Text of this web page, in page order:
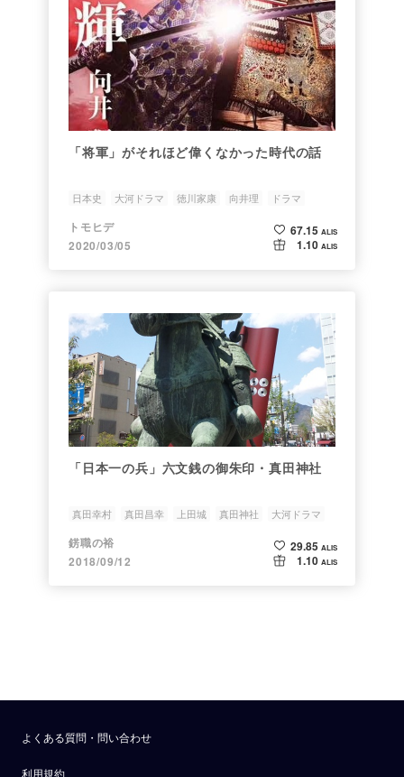
「将軍」がそれほど偉くなかった時代の話
日本史 大河ドラマ 徳川家康 向井理 ドラマ
トモヒデ
2020/03/05
67.15 ALIS
1.10 ALIS
「日本一の兵」六文銭の御朱印・真田神社
真田幸村 真田昌幸 上田城 真田神社 大河ドラマ
錺職の裕
2018/09/12
29.85 ALIS
1.10 ALIS
よくある質問・問い合わせ
利用規約